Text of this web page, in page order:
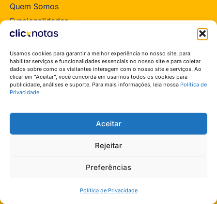
Usamos cookies para garantir a melhor experiência no nosso site, para
habilitar serviços e funcionalidades essenciais no nosso site e para coletar
dados sobre como os visitantes interagem com o nosso site e serviços. Ao
clicar em "Aceitar", você concorda em usarmos todos os cookies para
publicidade, análises e suporte. Para mais informações, leia nossa Política de
Privacidade.
Aceitar
Rejeitar
Preferências
Política de Privacidade
Quem Somos
Funcionalidades
Planos
Blog
Seja parceiro
Nota Fiscal para MEI
Teste Grátis